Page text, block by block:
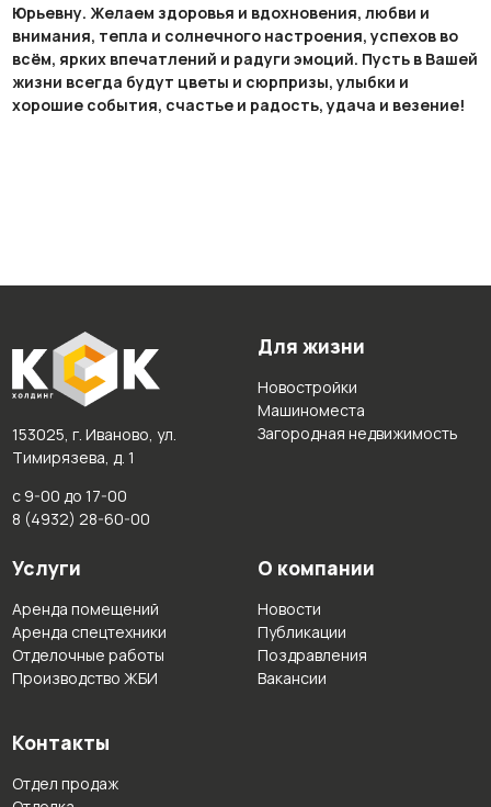
Юрьевну. Желаем здоровья и вдохновения, любви и
внимания, тепла и солнечного настроения, успехов во
всём, ярких впечатлений и радуги эмоций. Пусть в Вашей
жизни всегда будут цветы и сюрпризы, улыбки и
хорошие события, счастье и радость, удача и везение!
153025, г. Иваново, ул.
Тимирязева, д. 1
с 9-00 до 17-00
8 (4932) 28-60-00
Для жизни
Новостройки
Машиноместа
Загородная недвижимость
Услуги
Аренда помещений
Аренда спецтехники
Отделочные работы
Производство ЖБИ
О компании
Новости
Публикации
Поздравления
Вакансии
Контакты
Отдел продаж